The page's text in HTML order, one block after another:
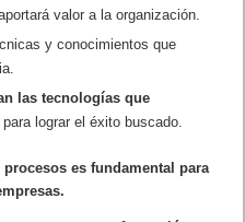
valor a la organización.
y conocimientos que
las tecnologías que
, para lograr el éxito buscado.
es fundamental para